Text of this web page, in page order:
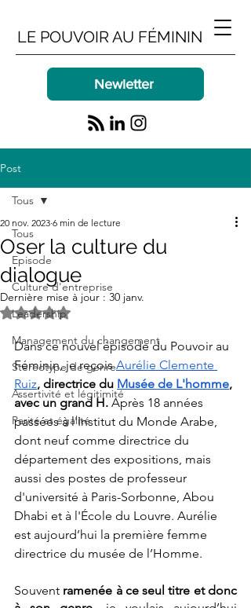
LE POUVOIR AU FÉMININ
Newletter
Post
Tous
Episode
Culture d'entreprise
Leadership
Management du changement
Stéréotype de genre
Assertivité et légitimité
Parité et égalité
Tous
Oser la culture du
dialogue
20 nov. 2023 6 min de lecture
Dernière mise à jour : 30 janv.
Noté NaN étoiles sur 5.
Dans ce nouvel épisode du Pouvoir au
Féminin, je reçois Aurélie Clemente
Ruiz, directrice du Musée de L'homme,
avec un grand H. Après 18 années
passées à l'Institut du Monde Arabe,
dont neuf comme directrice du
département des expositions, mais
aussi des postes de professeur
d'université à Paris-Sorbonne, Abou
Dhabi et à l'École du Louvre. Aurélie
est aujourd’hui la première femme
directrice du musée de l’Homme.
Souvent ramenée à ce seul titre et donc